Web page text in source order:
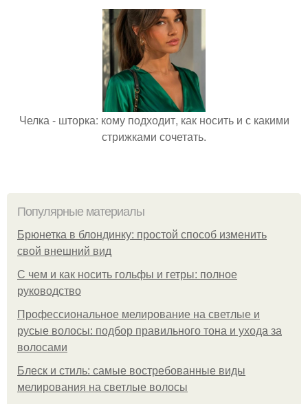
Челка - шторка: кому подходит, как носить и с какими
стрижками сочетать.
Популярные материалы
Брюнетка в блондинку: простой способ изменить
свой внешний вид
С чем и как носить гольфы и гетры: полное
руководство
Профессиональное мелирование на светлые и
русые волосы: подбор правильного тона и ухода за
волосами
Блеск и стиль: самые востребованные виды
мелирования на светлые волосы